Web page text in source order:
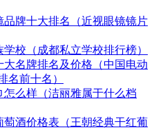
品牌十大排名（近视眼镜镜片
校（成都私立学校排行榜）
大名牌排名及价格（中国电动
名前十名）
怎么样（洁丽雅属于什么档
萄酒价格表（王朝经典干红葡